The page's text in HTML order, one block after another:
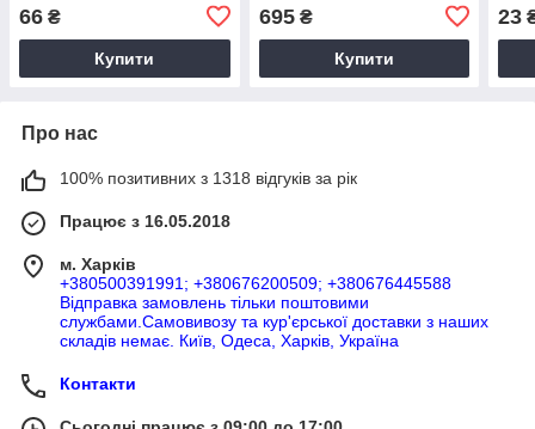
66 ₴
Купити
695₴
Купити
23
Про нас
100% позитивних з 1318 відгуків за рік
Працює з 16.05.2018
м. Харків
+380500391991; +380676200509; +380676445588
Відправка замовлень тільки поштовими
службами.Самовивозу та кур'єрської доставки з наших
складів немає. Київ, Одеса, Харків, Україна
Контакти